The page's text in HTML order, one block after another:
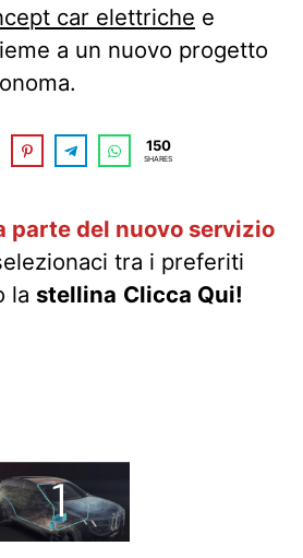
car elettriche e
a un nuovo progetto
150
SHARES
parte del nuovo servizio
tra i preferiti
la stellina Clicca Qui!